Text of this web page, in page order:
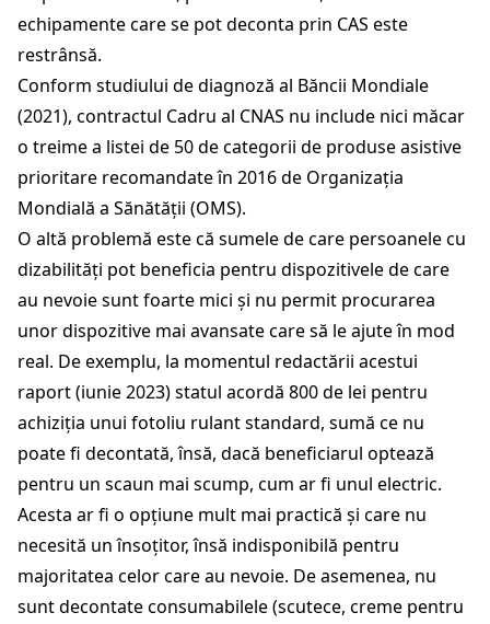
echipamente care se pot deconta prin CAS este
restrânsă.
Conform studiului de diagnoză al Băncii Mondiale
(2021), contractul Cadru al CNAS nu include nici măcar
o treime a listei de 50 de categorii de produse asistive
prioritare recomandate în 2016 de Organizația
Mondială a Sănătății (OMS).
O altă problemă este că sumele de care persoanele cu
dizabilități pot beneficia pentru dispozitivele de care
au nevoie sunt foarte mici și nu permit procurarea
unor dispozitive mai avansate care să le ajute în mod
real. De exemplu, la momentul redactării acestui
raport (iunie 2023) statul acordă 800 de lei pentru
achiziția unui fotoliu rulant standard, sumă ce nu
poate fi decontată, însă, dacă beneficiarul optează
pentru un scaun mai scump, cum ar fi unul electric.
Acesta ar fi o opțiune mult mai practică și care nu
necesită un însoțitor, însă indisponibilă pentru
majoritatea celor care au nevoie. De asemenea, nu
sunt decontate consumabilele (scutece, creme pentru